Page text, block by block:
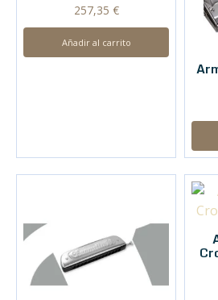
257,35 €
Añadir al carrito